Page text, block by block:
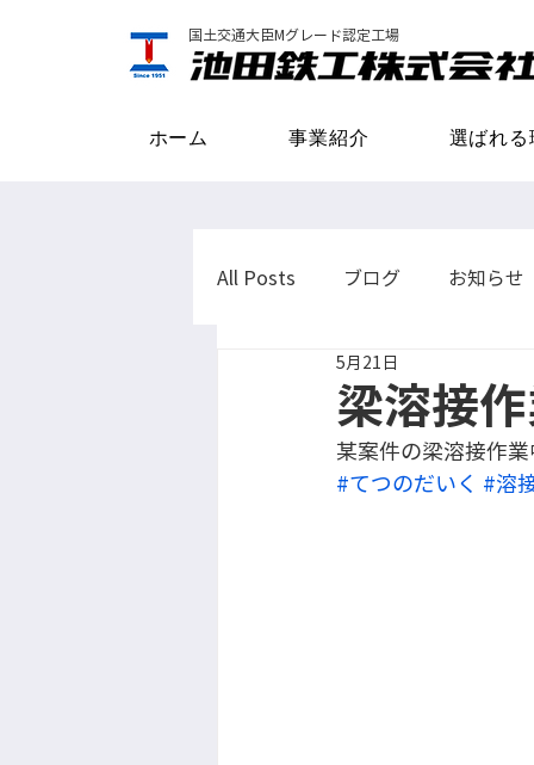
国土交通大臣Mグレード認定工場
ホーム 事業紹介 選ばれる
All Posts ブログ お知らせ
梁溶接
5月21日
某案件の梁溶接作
#てつのだいく #溶